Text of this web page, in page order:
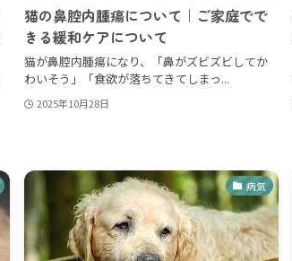
猫の鼻腔内腫瘍について｜ご家庭でで
きる緩和ケアについて
猫が鼻腔内腫瘍になり、「鼻がズビズビしてか
わいそう」「食欲が落ちてきてしまっ...
2025年10月28日
病気